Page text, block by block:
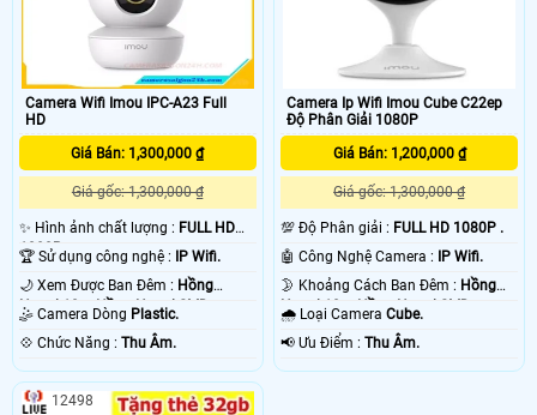
Camera Wifi Imou IPC-A23 Full
HD
Giá Bán: 1,300,000 ₫
Giá gốc: 1,300,000 ₫
✨ Hình ảnh chất lượng : FULL HD
1080P .
🏆 Sử dụng công nghệ :
IP Wifi.
🌙 Xem Được Ban Đêm : Hồng
Ngoại 10m Hồng Ngoại SMD.
🤹 Camera Dòng Plastic.
️💠 Chức Năng : Thu Âm.
Camera Ip Wifi Imou Cube C22ep
Độ Phân Giải 1080P
Giá Bán: 1,200,000 ₫
Giá gốc: 1,300,000 ₫
💯 Độ Phân giải : FULL HD 1080P .
🤖️ Công Nghệ Camera :
IP Wifi.
🌛 Khoảng Cách Ban Đêm : Hồng
Ngoại 10m Hồng Ngoại SMD.
🌧️ Loại CameraCube.
️📢 Ưu Điểm :Thu Âm.
12498